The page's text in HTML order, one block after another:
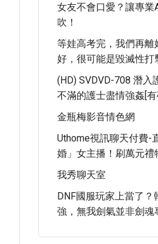
女友不會口愛？讓專業
吹！
等娃高考完，我們再離
好，很可能是毀滅性打
(HD) SVDVD-708 潛入
不滿的護士盡情強姦[
金瓶梅影音情色網
Uthome視訊聊天付費-
婚」女主播！刷萬元禮
我秀聊天室
DNF國服玩家上當了？
強，無我劍氣並非劍魂